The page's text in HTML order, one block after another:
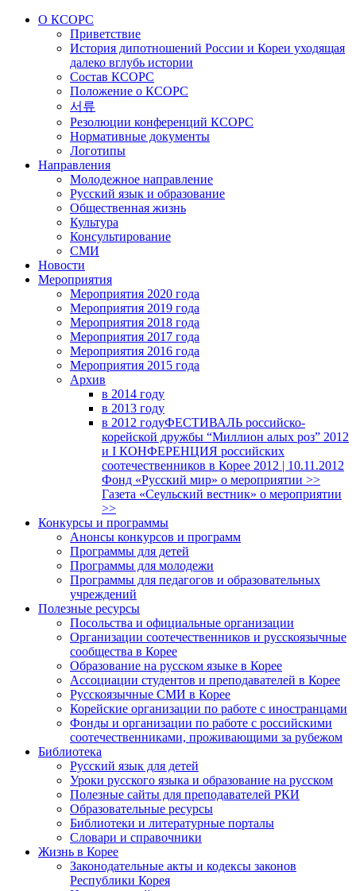
О КСОРС
Приветствие
История дипотношений России и Кореи уходящая
далеко вглубь истории
Состав КСОРС
Положение о КСОРС
서류
Резолюции конференций КСОРС
Нормативные документы
Логотипы
Направления
Молодежное направление
Русский язык и образование
Общественная жизнь
Культура
Консультирование
СМИ
Новости
Мероприятия
Мероприятия 2020 года
Мероприятия 2019 года
Мероприятия 2018 годa
Мероприятия 2017 года
Мероприятия 2016 года
Мероприятия 2015 года
Архив
в 2014 году
в 2013 году
в 2012 годуФЕСТИВАЛЬ российско-
корейской дружбы “Миллион алых роз” 2012
и I КОНФЕРЕНЦИЯ российских
соотечественников в Корее 2012 | 10.11.2012
Фонд «Русский мир» о мероприятии >>
Газета «Сеульский вестник» о мероприятии
>>
Конкурсы и программы
Анонсы конкурсов и программ
Программы для детей
Программы для молодежи
Программы для педагогов и образовательных
учреждений
Полезные ресурсы
Посольства и официальные организации
Организации соотечественников и русскоязычные
сообщества в Корее
Образование на русском языке в Корее
Ассоциации студентов и преподавателей в Корее
Русскоязычные СМИ в Корее
Корейские организации по работе с иностранцами
Фонды и организации по работе с российскими
соотечественниками, проживающими за рубежом
Библиотека
Русский язык для детей
Уроки русского языка и образование на русском
Полезные сайты для преподавателей РКИ
Образовательные ресурсы
Библиотеки и литературные порталы
Словари и справочники
Жизнь в Корее
Законодательные акты и кодексы законов
Республики Корея